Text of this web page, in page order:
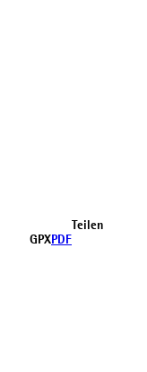
GPXPDF
Teilen